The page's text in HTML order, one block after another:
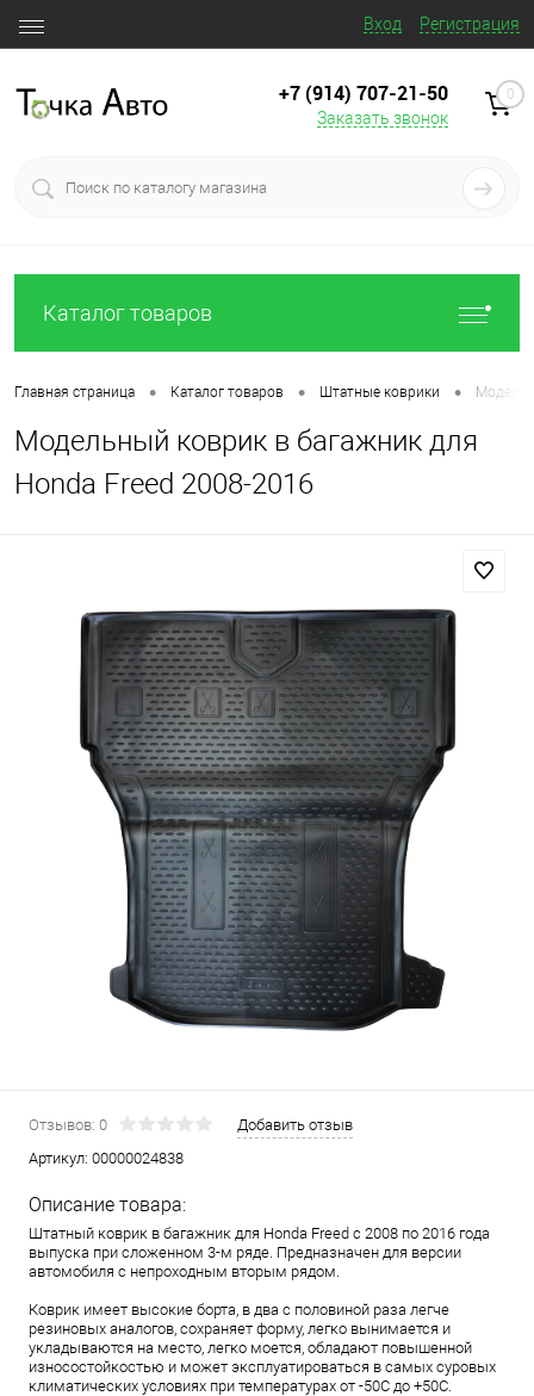
Вход Регистрация
+7 (914) 707‒21‒50
Заказать звонок
0
Каталог товаров
Главная страница • Каталог товаров • Штатные коврики •
Модельный коврик в багажник для
Honda Freed 2008-2016
Отзывов: 0
Добавить отзыв
Артикул: 00000024838
Описание товара:
Штатный коврик в багажник для Honda Freed с 2008 по 2016 года
выпуска при сложенном 3-м ряде. Предназначен для версии
автомобиля с непроходным вторым рядом.
Коврик имеет высокие борта, в два с половиной раза легче
резиновых аналогов, сохраняет форму, легко вынимается и
укладываются на место, легко моется, обладают повышенной
износостойкостью и может эксплуатироваться в самых суровых
климатических условиях при температурах от -50С до +50С.